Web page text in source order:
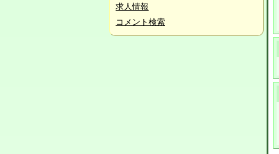
求人情報
コメント検索